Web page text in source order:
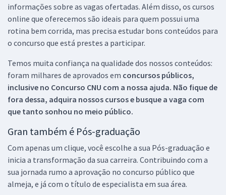
informações sobre as vagas ofertadas. Além disso, os cursos
online que oferecemos são ideais para quem possui uma
rotina bem corrida, mas precisa estudar bons conteúdos para
o concurso que está prestes a participar.
Temos muita confiança na qualidade dos nossos conteúdos:
foram milhares de aprovados em concursos públicos,
inclusive no Concurso CNU com a nossa ajuda. Não fique de
fora dessa, adquira nossos cursos e busque a vaga com
que tanto sonhou no meio público.
Gran também é Pós-graduação
Com apenas um clique, você escolhe a sua Pós-graduação e
inicia a transformação da sua carreira. Contribuindo com a
sua jornada rumo a aprovação no concurso público que
almeja, e já com o título de especialista em sua área.